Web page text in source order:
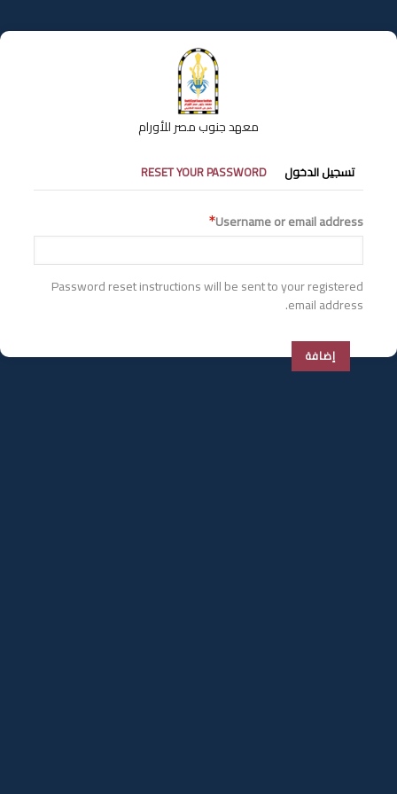
إلى
المحتوى
معهد جنوب مصر للأورام
التبويبات
الأساسية
تسجيل الدخول RESET YOUR PASSWORD
Username or email address
Password reset instructions will be sent to your registered
email address.